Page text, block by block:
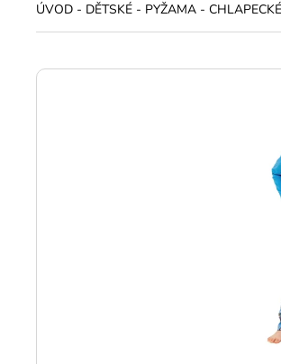
ÚVOD - DĚTSKÉ - PYŽAMA -CHLAPECKÉ